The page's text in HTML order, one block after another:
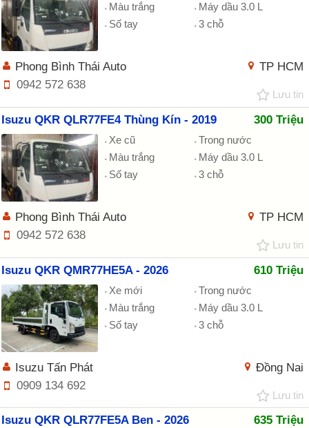
Màu trắng
Máy dầu 3.0 L
Số tay
3 chỗ
TP HCM
Phong Bình Thái Auto
0942 572 638
Lưu tin
Isuzu QKR QLR77FE4 Thùng Kín - 2019 300 Triệu
Xe cũ
Trong nước
Màu trắng
Máy dầu 3.0 L
Số tay
3 chỗ
TP HCM
Phong Bình Thái Auto
0942 572 638
Lưu tin
Isuzu QKR QMR77HE5A - 2026 610 Triệu
Xe mới
Trong nước
Màu trắng
Máy dầu 3.0 L
Số tay
3 chỗ
Đồng Nai
Isuzu Tấn Phát
0909 134 692
Lưu tin
Isuzu QKR QLR77FE5A Ben - 2026 635 Triệu